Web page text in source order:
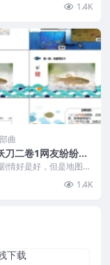
顶。帝心设的...
1.4K
曲
刀二卷1网友纷纷来
受啦
情好是好，但是地图感
大，要么就是渔阳，要
道。渔阳本...
1.4K
下载